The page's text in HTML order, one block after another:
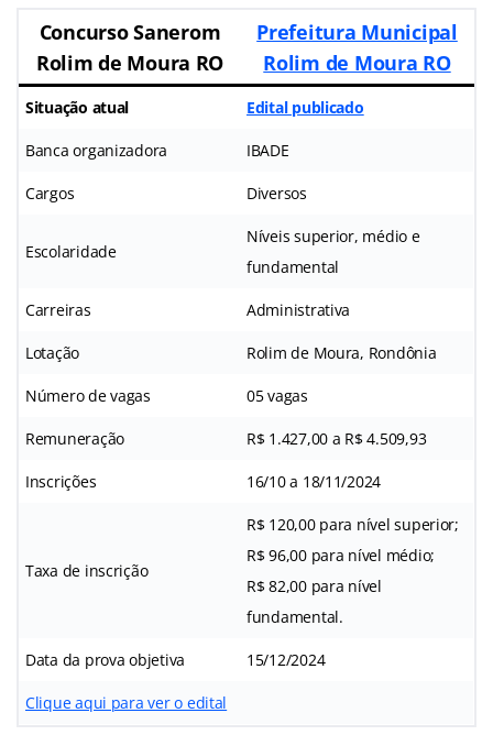
Concurso Sanerom
Rolim de Moura RO
Prefeitura Municipal
Rolim de Moura RO
Situação atual Edital publicado
Banca organizadora IBADE
Cargos Diversos
Escolaridade
Níveis superior, médio e
fundamental
Carreiras Administrativa
Lotação Rolim de Moura, Rondônia
Número de vagas 05 vagas
Remuneração R$ 1.427,00 a R$ 4.509,93
Inscrições 16/10 a 18/11/2024
Taxa de inscrição
R$ 120,00 para nível superior;
R$ 96,00 para nível médio;
R$ 82,00 para nível
fundamental.
Data da prova objetiva 15/12/2024
Clique aqui para ver o edital